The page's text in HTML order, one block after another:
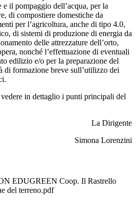
il pompaggio dell’acqua, per la
di compostiere domestiche da
per l’agricoltura, anche di tipo 4.0,
di sistemi di produzione di energia da
delle attrezzature dell’orto,
nonché l’effettuazione di eventuali
edilizio e/o per la preparazione del
di formazione breve sull’utilizzo dei
in dettaglio i punti principali del
La Dirigente
Simona Lorenzini
EDUGREEN Coop. Il Rastrello
del terreno.pdf